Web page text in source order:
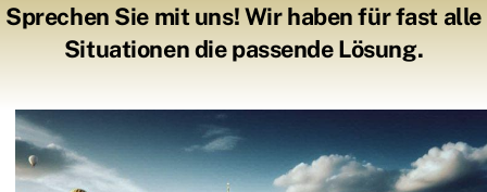
Sprechen Sie mit uns! Wir haben für fast alle
Situationen die passende Lösung.